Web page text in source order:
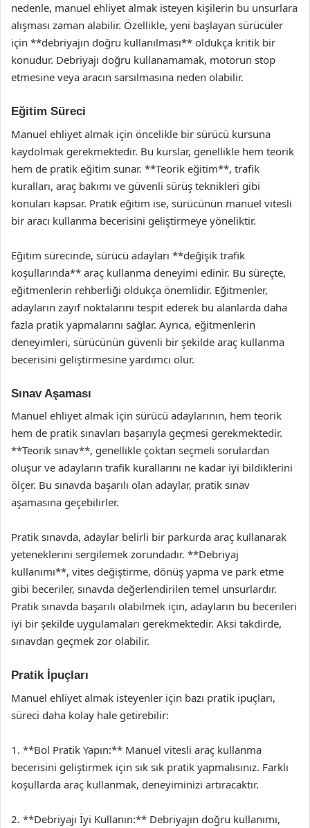
nedenle, manuel ehliyet almak isteyen kişilerin bu unsurlara
alışması zaman alabilir. Özellikle, yeni başlayan sürücüler
için **debriyajın doğru kullanılması** oldukça kritik bir
konudur. Debriyajı doğru kullanamamak, motorun stop
etmesine veya aracın sarsılmasına neden olabilir.
Eğitim Süreci
Manuel ehliyet almak için öncelikle bir sürücü kursuna
kaydolmak gerekmektedir. Bu kurslar, genellikle hem teorik
hem de pratik eğitim sunar. **Teorik eğitim**, trafik
kuralları, araç bakımı ve güvenli sürüş teknikleri gibi
konuları kapsar. Pratik eğitim ise, sürücünün manuel vitesli
bir aracı kullanma becerisini geliştirmeye yöneliktir.
Eğitim sürecinde, sürücü adayları **değişik trafik
koşullarında** araç kullanma deneyimi edinir. Bu süreçte,
eğitmenlerin rehberliği oldukça önemlidir. Eğitmenler,
adayların zayıf noktalarını tespit ederek bu alanlarda daha
fazla pratik yapmalarını sağlar. Ayrıca, eğitmenlerin
deneyimleri, sürücünün güvenli bir şekilde araç kullanma
becerisini geliştirmesine yardımcı olur.
Sınav Aşaması
Manuel ehliyet almak için sürücü adaylarının, hem teorik
hem de pratik sınavları başarıyla geçmesi gerekmektedir.
**Teorik sınav**, genellikle çoktan seçmeli sorulardan
oluşur ve adayların trafik kurallarını ne kadar iyi bildiklerini
ölçer. Bu sınavda başarılı olan adaylar, pratik sınav
aşamasına geçebilirler.
Pratik sınavda, adaylar belirli bir parkurda araç kullanarak
yeteneklerini sergilemek zorundadır. **Debriyaj
kullanımı**, vites değiştirme, dönüş yapma ve park etme
gibi beceriler, sınavda değerlendirilen temel unsurlardır.
Pratik sınavda başarılı olabilmek için, adayların bu becerileri
iyi bir şekilde uygulamaları gerekmektedir. Aksi takdirde,
sınavdan geçmek zor olabilir.
Pratik İpuçları
Manuel ehliyet almak isteyenler için bazı pratik ipuçları,
süreci daha kolay hale getirebilir:
1. **Bol Pratik Yapın:** Manuel vitesli araç kullanma
becerisini geliştirmek için sık sık pratik yapmalısınız. Farklı
koşullarda araç kullanmak, deneyiminizi artıracaktır.
2. **Debriyajı İyi Kullanın:** Debriyajın doğru kullanımı,